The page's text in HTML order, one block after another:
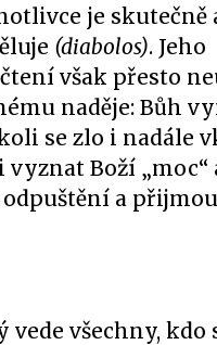
je skutečně
(diabolos). Jeho
však přesto
naděje: Bůh
se zlo i nadále
Boží „moc“
odpuštění a
všechny, kdo